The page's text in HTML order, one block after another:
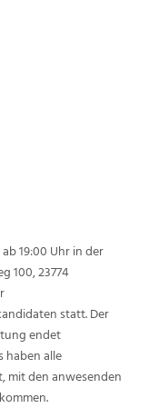
19:00 Uhr in der
100, 23774
statt. Der
endet
haben alle
mit den anwesenden